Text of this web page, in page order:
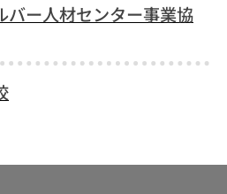
バー人材センター事業協